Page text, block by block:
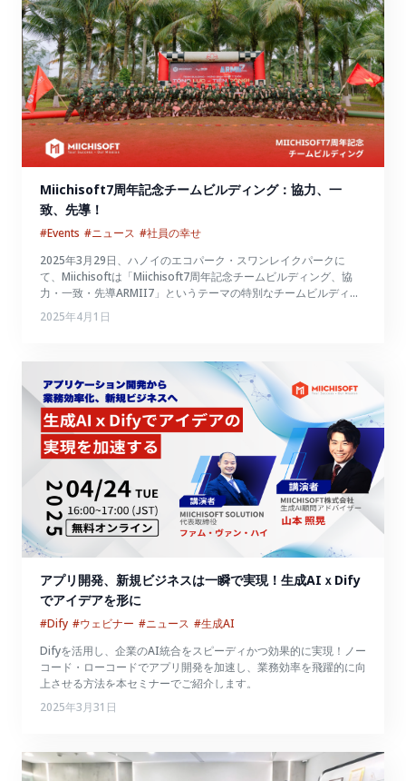
Miichisoft7周年記念チームビルディング：協力、一
致、先導！
#Events #ニュース #社員の幸せ
2025年3月29日、ハノイのエコパーク・スワンレイクパークに
て、Miichisoftは「Miichisoft7周年記念チームビルディング、協
力・一致・先導ARMII7」というテーマの特別なチームビルディン
グイベントを開催しました。この節目は、Miichisoftの7年間の成
長、成功、そして挑戦を象徴するものです。
2025年4月1日
アプリ開発、新規ビジネスは一瞬で実現！生成AIｘDify
でアイデアを形に
#Dify #ウェビナー #ニュース #生成AI
Difyを活用し、企業のAI統合をスピーディかつ効果的に実現！ノー
コード・ローコードでアプリ開発を加速し、業務効率を飛躍的に向
上させる方法を本セミナーでご紹介します。
2025年3月31日